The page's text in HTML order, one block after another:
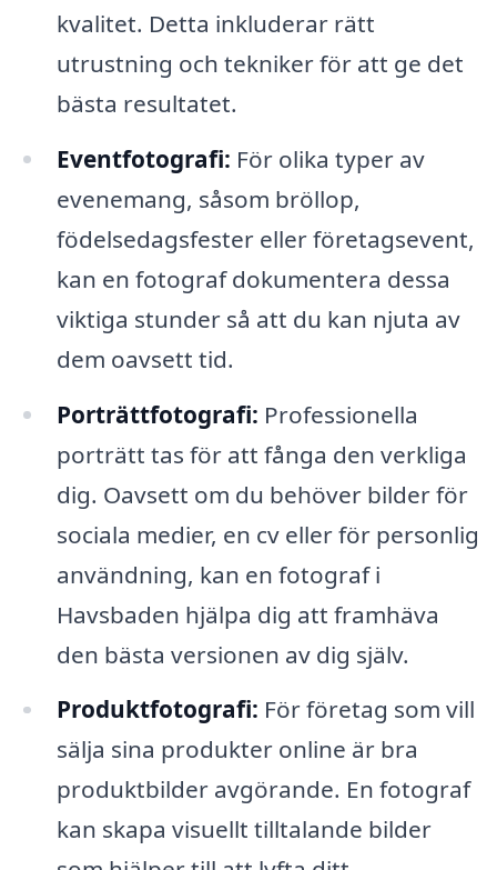
kvalitet. Detta inkluderar rätt
utrustning och tekniker för att ge det
bästa resultatet.
Eventfotografi: För olika typer av
evenemang, såsom bröllop,
födelsedagsfester eller företagsevent,
kan en fotograf dokumentera dessa
viktiga stunder så att du kan njuta av
dem oavsett tid.
Porträttfotografi: Professionella
porträtt tas för att fånga den verkliga
dig. Oavsett om du behöver bilder för
sociala medier, en cv eller för personlig
användning, kan en fotograf i
Havsbaden hjälpa dig att framhäva
den bästa versionen av dig själv.
Produktfotografi: För företag som vill
sälja sina produkter online är bra
produktbilder avgörande. En fotograf
kan skapa visuellt tilltalande bilder